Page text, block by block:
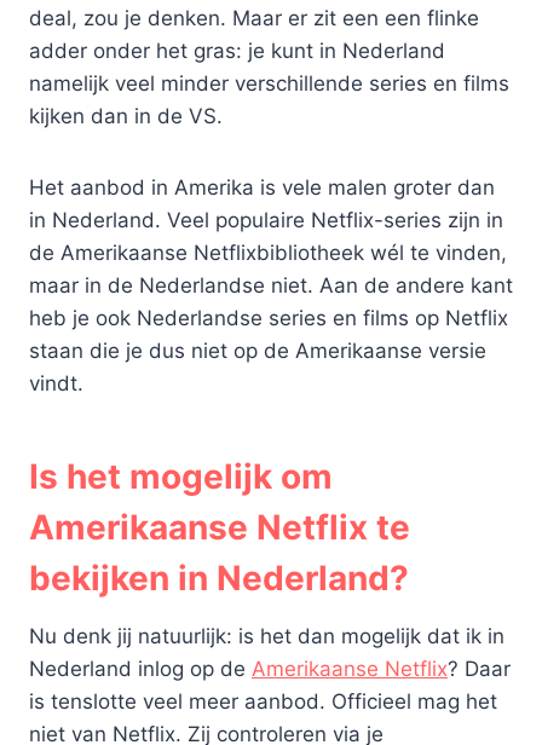
deal, zou je denken. Maar er zit een een flinke
adder onder het gras: je kunt in Nederland
namelijk veel minder verschillende series en films
kijken dan in de VS.
Het aanbod in Amerika is vele malen groter dan
in Nederland. Veel populaire Netflix-series zijn in
de Amerikaanse Netflixbibliotheek wél te vinden,
maar in de Nederlandse niet. Aan de andere kant
heb je ook Nederlandse series en films op Netflix
staan die je dus niet op de Amerikaanse versie
vindt.
Is het mogelijk om
Amerikaanse Netflix te
bekijken in Nederland?
Nu denk jij natuurlijk: is het dan mogelijk dat ik in
Nederland inlog op de Amerikaanse Netflix? Daar
is tenslotte veel meer aanbod. Officieel mag het
niet van Netflix. Zij controleren via je